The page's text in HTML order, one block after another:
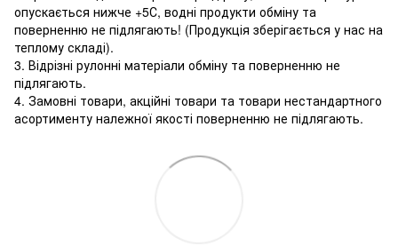
опускається нижче +5С, водні продукти обміну та
поверненню не підлягають! (Продукція зберігається у нас на
теплому складі).
3. Відрізні рулонні матеріали обміну та поверненню не
підлягають.
4. Замовні товари, акційні товари та товари нестандартного
асортименту належної якості поверненню не підлягають.